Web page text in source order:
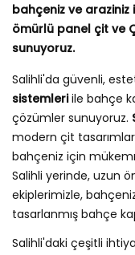
bahçeniz ve araziniz
ömürlü panel çit ve
sunuyoruz.
Salihli'da güvenli,
sistemleriile bahçe
çözümler sunuyoruz.
modern çit
bahçeniz için
Salihli yerinde, uzun
ekiplerimizle,
tasarlanmış bahçe
Salihli'daki çeşitli